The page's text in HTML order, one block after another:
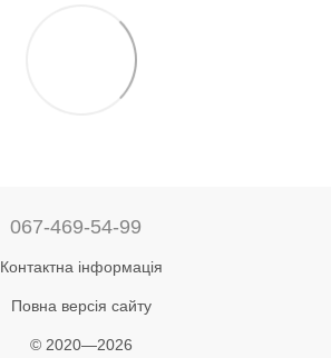
067-469-54-99
Контактна інформація
Повна версія сайту
© 2020—2026